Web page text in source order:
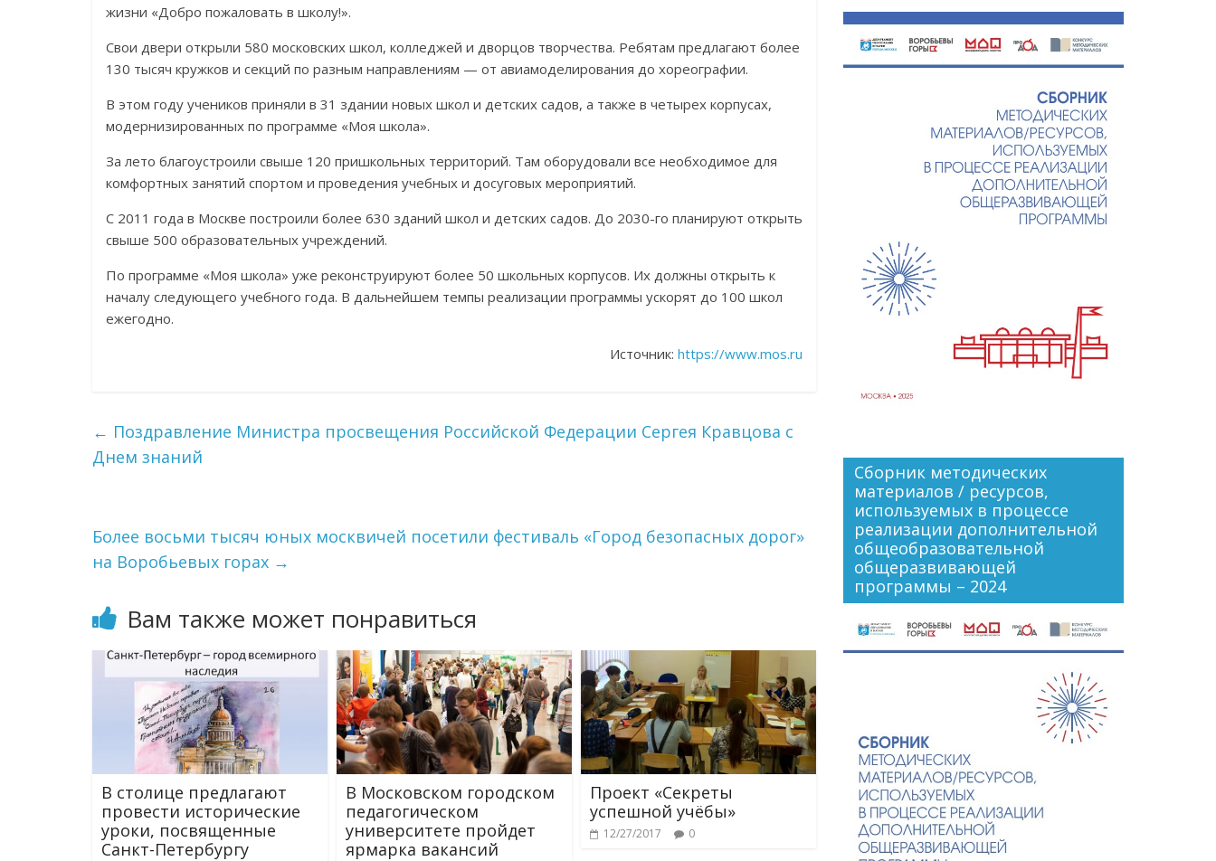
жизни «Добро пожаловать в школу!».
Свои двери открыли 580 московских школ, колледжей и дворцов творчества. Ребятам предлагают более
130 тысяч кружков и секций по разным направлениям — от авиамоделирования до хореографии.
В этом году учеников приняли в 31 здании новых школ и детских садов, а также в четырех корпусах,
модернизированных по программе «Моя школа».
За лето благоустроили свыше 120 пришкольных территорий. Там оборудовали все необходимое для
комфортных занятий спортом и проведения учебных и досуговых мероприятий.
С 2011 года в Москве построили более 630 зданий школ и детских садов. До 2030-го планируют открыть
свыше 500 образовательных учреждений.
По программе «Моя школа» уже реконструируют более 50 школьных корпусов. Их должны открыть к
началу следующего учебного года. В дальнейшем темпы реализации программы ускорят до 100 школ
ежегодно.
Источник: https://www.mos.ru
← Поздравление Министра просвещения Российской Федерации Сергея Кравцова с
Днем знаний
Более восьми тысяч юных москвичей посетили фестиваль «Город безопасных дорог»
на Воробьевых горах →
Вам также может понравиться
В столице предлагают
провести исторические
уроки, посвященные
Санкт-Петербургу
В Московском городском
педагогическом
университете пройдет
ярмарка вакансий
Проект «Секреты
успешной учёбы»
12/27/2017 0
Сборник методических
материалов / ресурсов,
используемых в процессе
реализации дополнительной
общеобразовательной
общеразвивающей
программы – 2024